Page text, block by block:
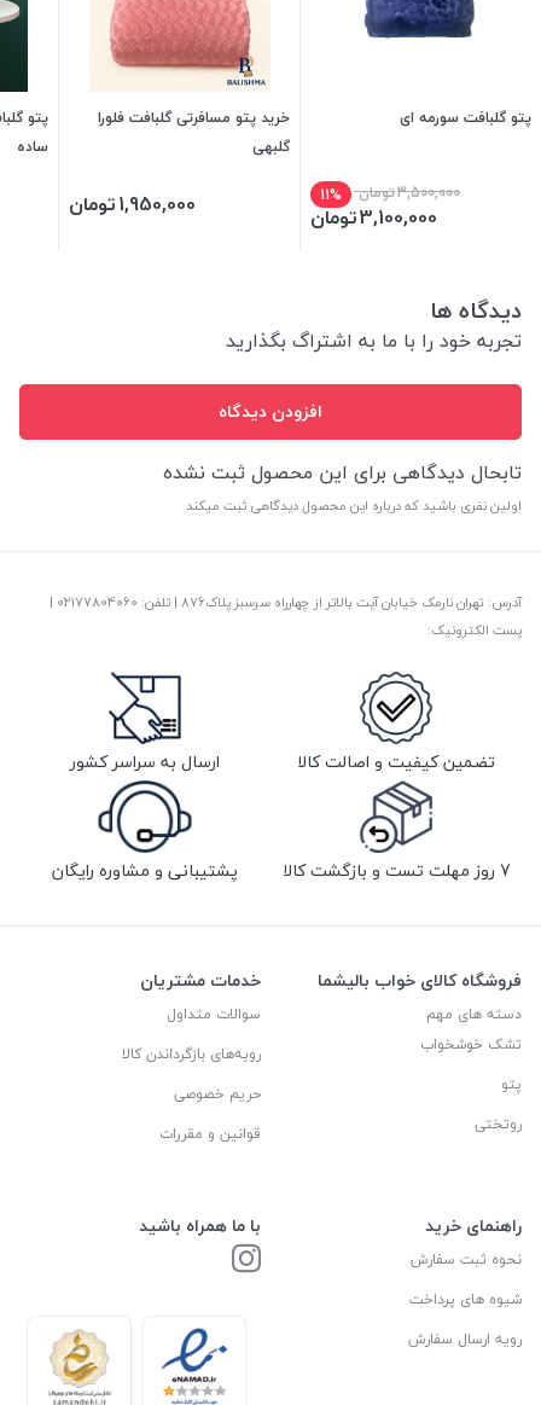
پتو گلبافت سورمه ای
3,500,000تومان 11%
3,100,000تومان
خرید پتو مسافرتی گلبافت فلورا
گلبهی
1,950,000تومان
پتو
ساده
دیدگاه ها
تجربه خود را با ما به اشتراگ بگذارید
افزودن دیدگاه
تابحال دیدگاهی برای این محصول ثبت نشده
اولین نفری باشید که درباره این محصول دیدگاهی ثبت میکند
آدرس: تهران نارمک خیابان آیت بالاتر از چهارراه سرسبز پلاک876 | تلفن: ‎02177804060 |
پست الکترونیک:
تضمین کیفیت و اصالت کالا ارسال به سراسر کشور
7 روز مهلت تست و بازگشت کالا پشتیبانی و مشاوره رایگان
فروشگاه کالای خواب بالیشما
دسته های مهم
تشک خوشخواب
پتو
روتختی
خدمات مشتریان
سوالات متداول
رویه‌های بازگرداندن کالا
حریم خصوصی
قوانین و مقررات
راهنمای خرید
نحوه ثبت سفارش
شیوه های پرداخت
رویه ارسال سفارش
با ما همراه باشید